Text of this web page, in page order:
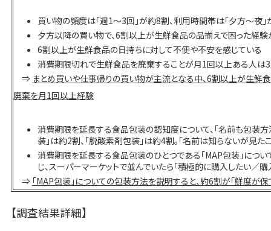
買い物の頻度は「週1〜3回」が約8割、利用時間帯は「夕方〜夜
夕方以降の買い物で、6割以上が生鮮食品の品揃えで困った経験
6割以上が生鮮食品の日持ちに対して不便や不安を感じている
消費期限切れで生鮮食品を廃棄することが月1回以上ある人は
⇒ まとめ買いや仕事帰りの買い物が主流となる中、6割以上が生鮮
廃棄を月1回以上経験
消費期限を延長する食品包装の認知度について、「名前も包装方
装」は約2割、「脱酸素剤包装」は約4割。「名前は知らないが見た
消費期限を延長する食品包装のひとつである「MAP包装」につ
じ、スーパーマーケットで並んでいたら「積極的に購入したい／
⇒ 「MAP包装」についての包装方法を説明すると、約6割が「鮮度が
【調査結果詳細】